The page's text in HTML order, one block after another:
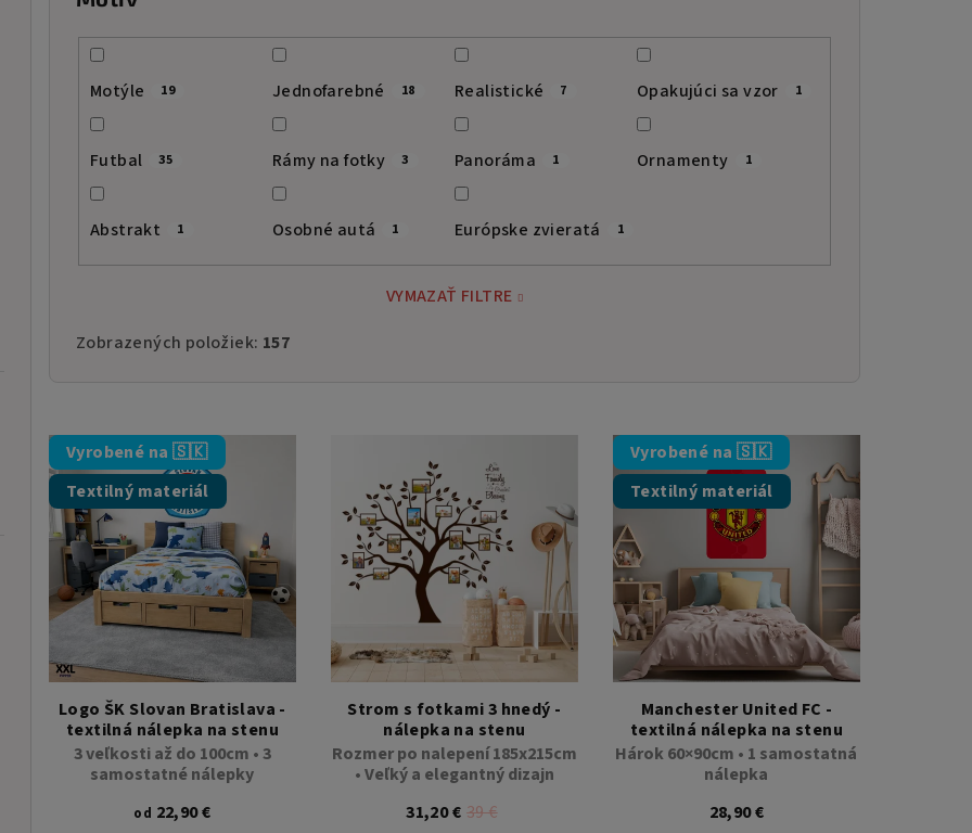
2x hárok 60x120cm • 19 samostatných nálepiek
Motýle 19 Jednofarebné 18 Realistické 7 Opakujúci sa vzor 1
Futbal 35 Rámy na fotky 3 Panoráma 1 Ornamenty 1
Abstrakt 1 Osobné autá 1 Európske zvieratá 1
VYMAZAŤ FILTRE
Zobrazených položiek: 157
V
ý
p
s
r
o
Vyrobené na 🇸🇰
Textilný materiál
Logo ŠK Slovan Bratislava -
textilná nálepka na stenu
3 veľkosti až do 100cm • 3
samostatné nálepky
od 22,90 €
Strom s fotkami 3 hnedý -
nálepka na stenu
Rozmer po nalepení 185x215cm
• Veľký a elegantný dizajn
31,20 € 39 €
Vyrobené na 🇸🇰
Textilný materiál
Manchester United FC -
textilná nálepka na stenu
Hárok 60×90cm • 1 samostatná
nálepka
28,90 €